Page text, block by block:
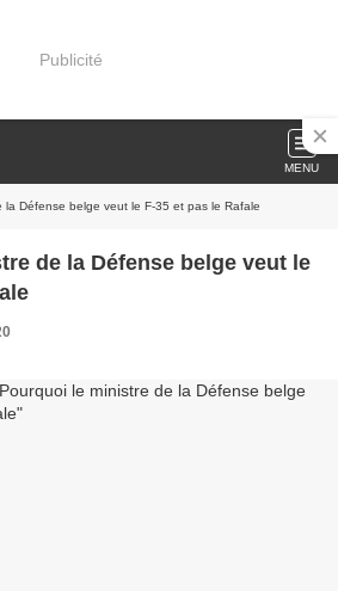
Publicité
MENU
la Défense belge veut le F-35 et pas le Rafale
de la Défense belge veut le